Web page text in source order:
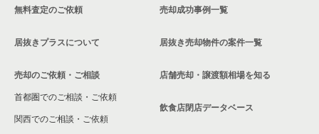
中野区の飲食店の居抜き売却物件の案件一覧
無料査定のご依頼
居抜きプラスについて
売却のご依頼・ご相談
首都圏でのご相談・ご依頼
関西でのご相談・ご依頼
売却成功事例一覧
居抜き売却物件の案件一覧
店舗売却・譲渡額相場を知る
飲食店閉店データベース